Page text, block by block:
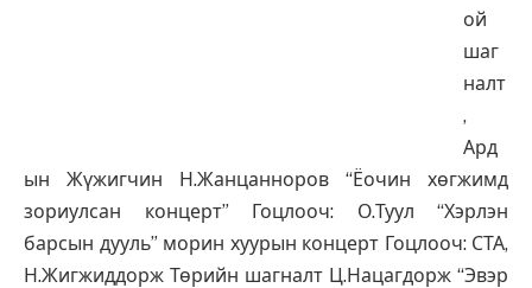
ой
шаг
налт
,
Ард
ын Жүжигчин Н.Жанцанноров “Ёочин хөгжимд
зориулсан концерт” Гоцлооч: О.Туул “Хэрлэн
барсын дууль” морин хуурын концерт Гоцлооч: СТА,
Н.Жигжиддорж Төрийн шагналт Ц.Нацагдорж “Эвэр